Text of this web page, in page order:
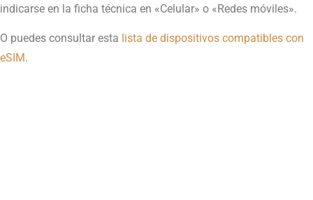
indicarse en la ficha técnica en «Celular» o «Redes móviles».
O puedes consultar esta lista de dispositivos compatibles con
eSIM.